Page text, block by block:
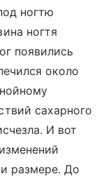
ногтю
ногтя
появились
около
сахарного
И вот
размере. До